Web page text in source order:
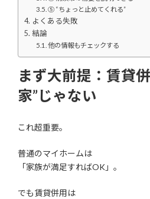
⑤ “ちょっと止めてくれる”
よくある失敗
結論
他の情報もチェックする
まず大前提：賃貸
家”じゃない
これ超重要。
普通のマイホームは
「家族が満足すればOK」。
でも賃貸併用は